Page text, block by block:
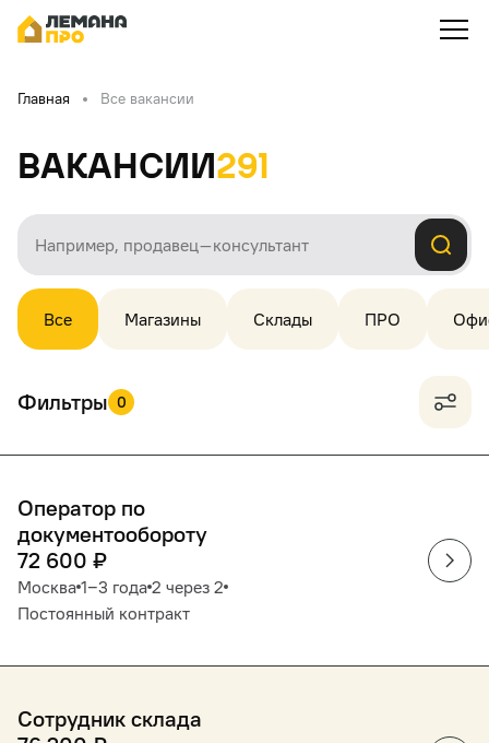
Главная Все вакансии
Вакансии291
Все Магазины Склады ПРО
Фильтры 0
Оператор по
документообороту
72 600 ₽
Москва 1‒3 года 2 через 2
Постоянный контракт
Сотрудник склада